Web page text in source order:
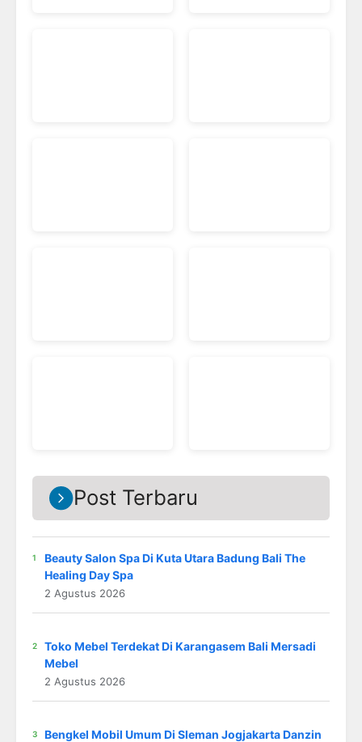
Post Terbaru
Beauty Salon Spa Di Kuta Utara Badung Bali The
Healing Day Spa
2 Agustus 2026
Toko Mebel Terdekat Di Karangasem Bali Mersadi
Mebel
2 Agustus 2026
Bengkel Mobil Umum Di Sleman Jogjakarta Danzin